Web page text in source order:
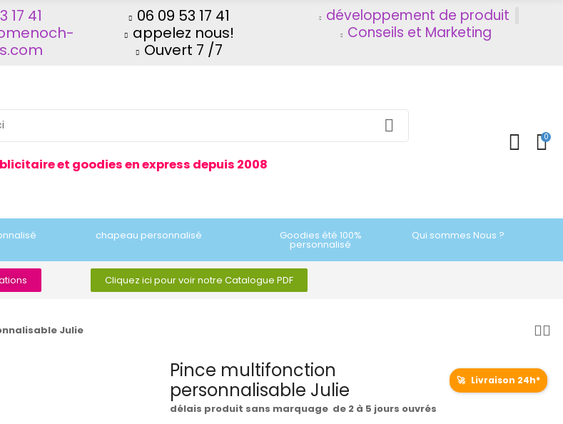
17 41
06 09 53 17 41
appelez nous!
Ouvert 7 /7
développement de produit
Conseils et Marketing
et goodies en express depuis 2008
0
chapeau personnalisé Goodies été 100%
personnalisé
Qui sommes Nous ?
Cliquez ici pour voir notre Catalogue PDF
Julie
Pince multifonction
personnalisable Julie
🚀 Livraison 24h*
délais produit sans marquage de 2 à 5 jours ouvrés